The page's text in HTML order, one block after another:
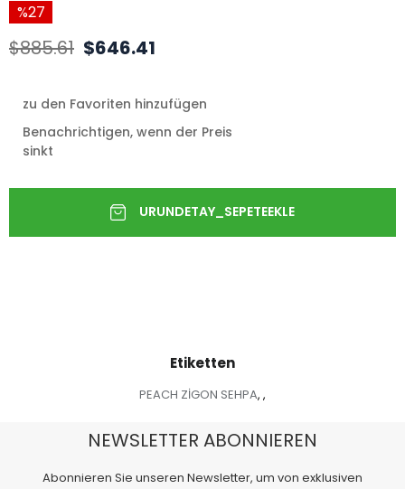
27
$885.61 $646.41
zu den Favoriten hinzufügen
Benachrichtigen, wenn der Preis
sinkt
Etiketten
PEACH ZİGON SEHPA, ,
NEWSLETTER ABONNIEREN
Abonnieren Sie unseren Newsletter, um von exklusiven